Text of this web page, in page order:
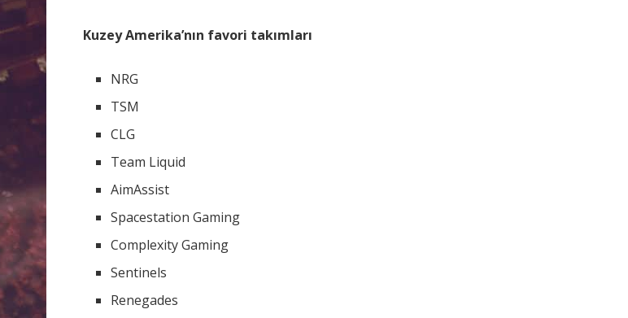
Kuzey Amerika’nın favori takımları
NRG
TSM
CLG
Team Liquid
AimAssist
Spacestation Gaming
Complexity Gaming
Sentinels
Renegades